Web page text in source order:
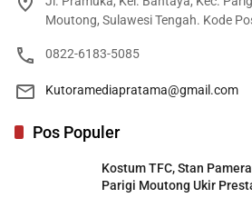
Moutong, Sulawesi Tengah. Kode
0822-6183-5085
Kutoramediapratama@gmail.com
Pos Populer
Kostum TFC, Stan
Parigi Moutong Ukir